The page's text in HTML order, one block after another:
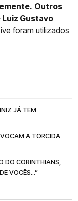
Outros
Luiz Gustavo
foram utilizados
JÁ TEM
A TORCIDA
DO CORINTHIANS,
VOCÊS...”